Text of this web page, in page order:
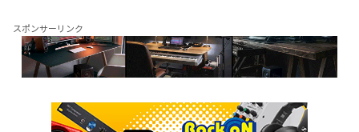
スポンサーリンク